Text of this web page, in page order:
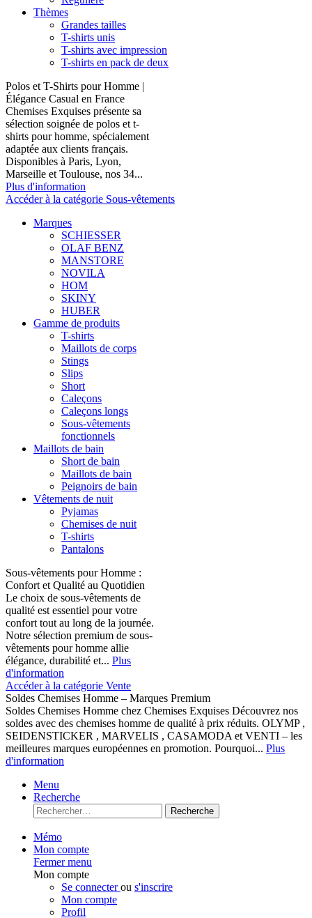
Thèmes
Grandes tailles
T-shirts unis
T-shirts avec impression
T-shirts en pack de deux
Polos et T-Shirts pour Homme |
Élégance Casual en France
Chemises Exquises présente sa
sélection soignée de polos et t-
shirts pour homme, spécialement
adaptée aux clients français.
Disponibles à Paris, Lyon,
Marseille et Toulouse, nos 34...
Plus d'information
Accéder à la catégorie Sous-vêtements
Marques
SCHIESSER
OLAF BENZ
MANSTORE
NOVILA
HOM
SKINY
HUBER
Gamme de produits
T-shirts
Maillots de corps
Stings
Slips
Short
Caleçons
Caleçons longs
Sous-vêtements
fonctionnels
Maillots de bain
Short de bain
Maillots de bain
Peignoirs de bain
Vêtements de nuit
Pyjamas
Chemises de nuit
T-shirts
Pantalons
Sous-vêtements pour Homme :
Confort et Qualité au Quotidien
Le choix de sous-vêtements de
qualité est essentiel pour votre
confort tout au long de la journée.
Notre sélection premium de sous-
vêtements pour homme allie
élégance, durabilité et... Plus
d'information
Accéder à la catégorie Vente
Soldes Chemises Homme – Marques Premium
Soldes Chemises Homme chez Chemises Exquises Découvrez nos
soldes avec des chemises homme de qualité à prix réduits. OLYMP ,
SEIDENSTICKER , MARVELIS , CASAMODA et VENTI – les
meilleures marques européennes en promotion. Pourquoi... Plus
d'information
Menu
Recherche
Recherche
Mémo
Mon compte
Fermer menu
Mon compte
Se connecterou s'inscrire
Mon compte
Profil